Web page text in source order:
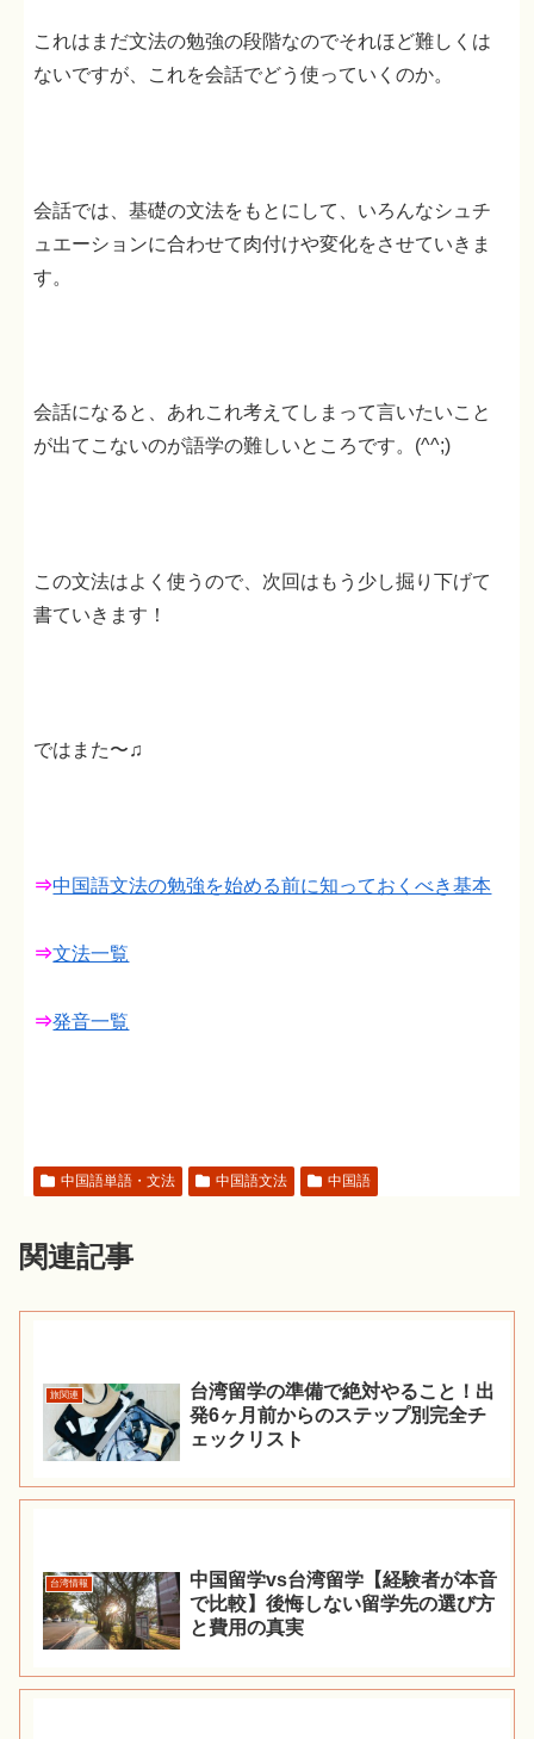
これはまだ文法の勉強の段階なのでそれほど難しくは
ないですが、これを会話でどう使っていくのか。
会話では、基礎の文法をもとにして、いろんなシュチ
ュエーションに合わせて肉付けや変化をさせていきま
す。
会話になると、あれこれ考えてしまって言いたいこと
が出てこないのが語学の難しいところです。(^^;)
この文法はよく使うので、次回はもう少し掘り下げて
書ていきます！
ではまた〜♫
⇒中国語文法の勉強を始める前に知っておくべき基本
⇒文法一覧
⇒発音一覧
中国語単語・文法 中国語文法 中国語
関連記事
旅関連
台湾留学の準備で絶対やること！出
発6ヶ月前からのステップ別完全チ
ェックリスト
台湾情報
中国留学vs台湾留学【経験者が本音
で比較】後悔しない留学先の選び方
と費用の真実